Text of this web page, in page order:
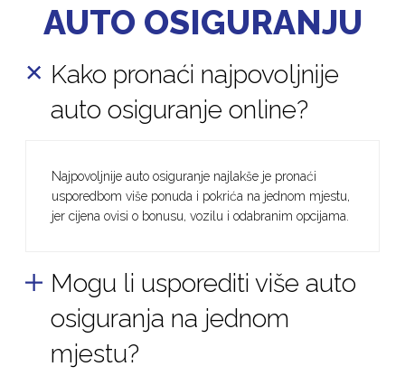
AUTO OSIGURANJU
Kako pronaći najpovoljnije
auto osiguranje online?
Najpovoljnije auto osiguranje najlakše je pronaći
usporedbom više ponuda i pokrića na jednom mjestu,
jer cijena ovisi o bonusu, vozilu i odabranim opcijama.
Mogu li usporediti više auto
osiguranja na jednom
mjestu?